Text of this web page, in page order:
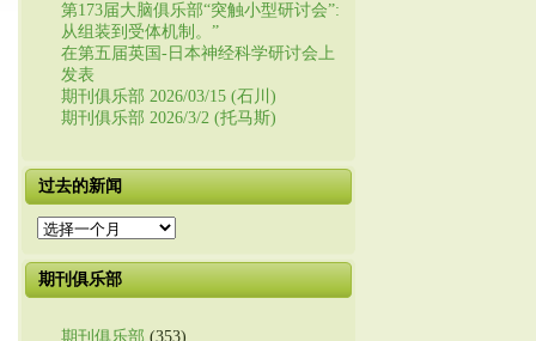
第173届大脑俱乐部“突触小型研讨会”:
从组装到受体机制。”
在第五届英国-日本神经科学研讨会上
发表
期刊俱乐部 2026/03/15 (石川)
期刊俱乐部 2026/3/2 (托马斯)
过去的新闻
过
的
新
期刊俱乐部
期刊俱乐部 (353)